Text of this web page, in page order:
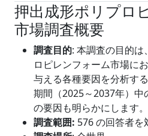
押出成形ポリプロ
市場調査概要
調査目的: 本調査の目的
ロピレンフォーム市場に
与える各種要因を分析す
期間（2025～2037年）中
の要因も明らかにします。
調査範囲: 576 の回答者を